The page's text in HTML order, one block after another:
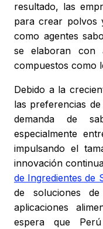
resultado, las
para crear polvos
como agentes
se elaboran con
compuestos como
Debido a la
las preferencias
demanda de
especialmente
impulsando el
innovación
de Ingredientes de
de soluciones
aplicaciones
espera que